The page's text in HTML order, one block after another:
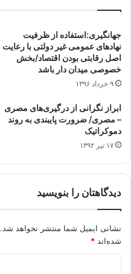
جهانگیری:استفاده از ظرفیت
نهادهای عمومی غیر دولتی با رعایت
اصل رقابتی بودن اقتصاد/بخش
خصوصی میدان دار باشد
۹ خرداد ۱۳۹۶
ابراز نگرانی از درگیری‌های مصری
– مصری/ ضرورت پایبندی به روند
دموکراتیک
۱۷ تیر ۱۳۹۲
دیدگاهتان را بنویسید
نشانی ایمیل شما منتشر نخواهد شد.
شده‌اند *